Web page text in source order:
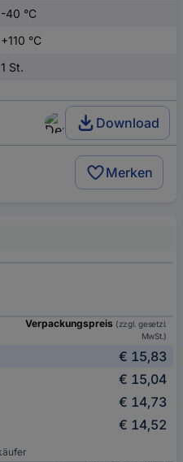
-40 °C
+110 °C
1 St.
Download
Merken
Verpackungspreis (zzgl. gesetzl.
MwSt.)
€ 15,83
€ 15,04
€ 14,73
€ 14,52